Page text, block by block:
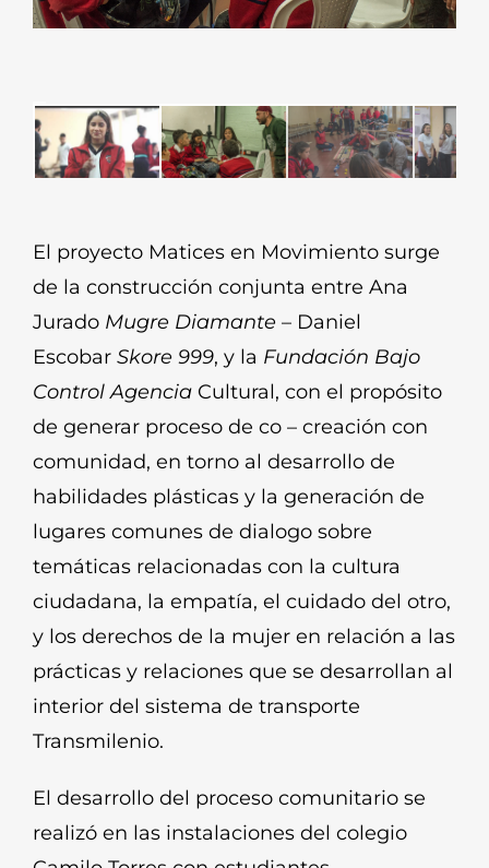
El proyecto Matices en Movimiento surge
de la construcción conjunta entre Ana
Jurado Mugre Diamante – Daniel
Escobar Skore 999, y la Fundación Bajo
Control Agencia Cultural, con el propósito
de generar proceso de co – creación con
comunidad, en torno al desarrollo de
habilidades plásticas y la generación de
lugares comunes de dialogo sobre
temáticas relacionadas con la cultura
ciudadana, la empatía, el cuidado del otro,
y los derechos de la mujer en relación a las
prácticas y relaciones que se desarrollan al
interior del sistema de transporte
Transmilenio.
El desarrollo del proceso comunitario se
realizó en las instalaciones del colegio